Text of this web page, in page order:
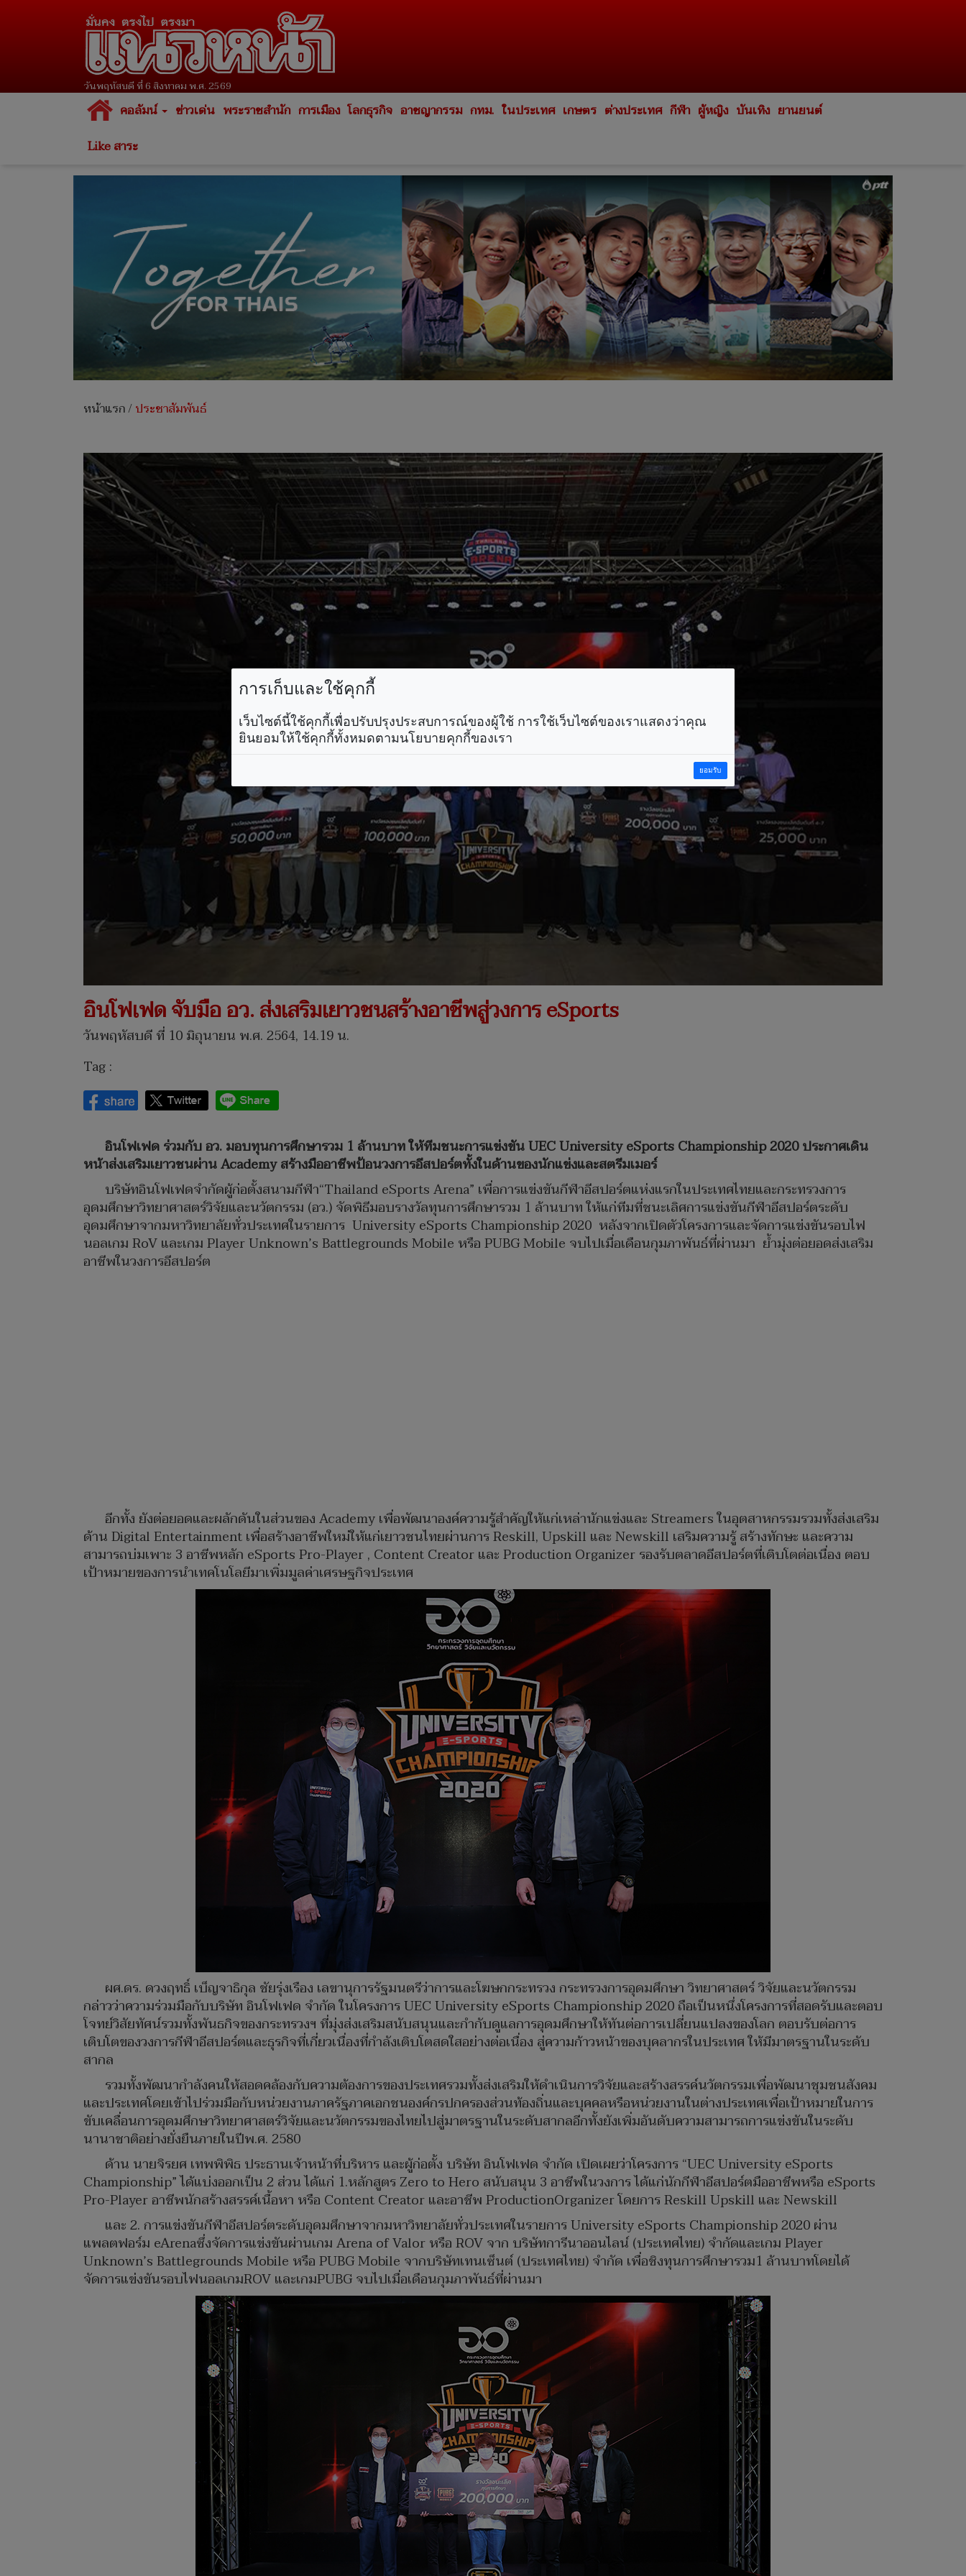
วันพฤหัสบดี ที่ 6 สิงหาคม พ.ศ. 2569
คอลัมน์ ข่าวเด่น พระราชสำนัก การเมือง โลกธุรกิจ อาชญากรรม กทม. ในประเทศ เกษตร ต่างประเทศ กีฬา ผู้หญิง บันเทิง ยานยนต์
Like สาระ
หน้าแรก/ประชาสัมพันธ์
อินโฟเฟด จับมือ อว. ส่งเสริมเยาวชนสร้างอาชีพสู่วงการ eSports
วันพฤหัสบดี ที่ 10 มิถุนายน พ.ศ. 2564, 14.19 น.
Tag :
อินโฟเฟด ร่วมกับ อว. มอบทุนการศึกษารวม 1 ล้านบาท ให้ทีมชนะการแข่งขัน UEC University eSports Championship 2020 ประกาศเดิน
หน้าส่งเสริมเยาวชนผ่าน Academy สร้างมืออาชีพป้อนวงการอีสปอร์ตทั้งในด้านของนักแข่งและสตรีมเมอร์
บริษัทอินโฟเฟดจำกัดผู้ก่อตั้งสนามกีฬา“Thailand eSports Arena” เพื่อการแข่งขันกีฬาอีสปอร์ตแห่งแรกในประเทศไทยและกระทรวงการ
อุดมศึกษาวิทยาศาสตร์วิจัยและนวัตกรรม (อว.) จัดพิธีมอบรางวัลทุนการศึกษารวม 1 ล้านบาท ให้แก่ทีมที่ชนะเลิศการแข่งขันกีฬาอีสปอร์ตระดับ
อุดมศึกษาจากมหาวิทยาลัยทั่วประเทศในรายการ University eSports Championship 2020 หลังจากเปิดตัวโครงการและจัดการแข่งขันรอบไฟ
นอลเกม RoV และเกม Player Unknown’s Battlegrounds Mobile หรือ PUBG Mobile จบไปเมื่อเดือนกุมภาพันธ์ที่ผ่านมา ย้ำมุ่งต่อยอดส่งเสริม
อาชีพในวงการอีสปอร์ต
อีกทั้ง ยังต่อยอดและผลักดันในส่วนของ Academy เพื่อพัฒนาองค์ความรู้สำคัญให้แก่เหล่านักแข่งและ Streamers ในอุตสาหกรรมรวมทั้งส่งเสริม
ด้าน Digital Entertainment เพื่อสร้างอาชีพใหม่ให้แก่เยาวชนไทยผ่านการ Reskill, Upskill และ Newskill เสริมความรู้ สร้างทักษะ และความ
สามารถบ่มเพาะ 3 อาชีพหลัก eSports Pro-Player , Content Creator และ Production Organizer รองรับตลาดอีสปอร์ตที่เติบโตต่อเนื่อง ตอบ
เป้าหมายของการนำเทคโนโลยีมาเพิ่มมูลค่าเศรษฐกิจประเทศ
ผศ.ดร. ดวงฤทธิ์ เบ็ญจาธิกุล ชัยรุ่งเรือง เลขานุการรัฐมนตรีว่าการและโฆษกกระทรวง กระทรวงการอุดมศึกษา วิทยาศาสตร์ วิจัยและนวัตกรรม
กล่าวว่าความร่วมมือกับบริษัท อินโฟเฟด จำกัด ในโครงการ UEC University eSports Championship 2020 ถือเป็นหนึ่งโครงการที่สอดรับและตอบ
โจทย์วิสัยทัศน์รวมทั้งพันธกิจของกระทรวงฯ ที่มุ่งส่งเสริมสนับสนุนและกำกับดูแลการอุดมศึกษาให้ทันต่อการเปลี่ยนแปลงของโลก ตอบรับต่อการ
เติบโตของวงการกีฬาอีสปอร์ตและธุรกิจที่เกี่ยวเนื่องที่กำลังเติบโตสดใสอย่างต่อเนื่อง สู่ความก้าวหน้าของบุคลากรในประเทศ ให้มีมาตรฐานในระดับ
สากล
รวมทั้งพัฒนากำลังคนให้สอดคล้องกับความต้องการของประเทศรวมทั้งส่งเสริมให้ดำเนินการวิจัยและสร้างสรรค์นวัตกรรมเพื่อพัฒนาชุมชนสังคม
และประเทศโดยเข้าไปร่วมมือกับหน่วยงานภาครัฐภาคเอกชนองค์กรปกครองส่วนท้องถิ่นและบุคคลหรือหน่วยงานในต่างประเทศเพื่อเป้าหมายในการ
ขับเคลื่อนการอุดมศึกษาวิทยาศาสตร์วิจัยและนวัตกรรมของไทยไปสู่มาตรฐานในระดับสากลอีกทั้งยังเพิ่มอันดับความสามารถการแข่งขันในระดับ
นานาชาติอย่างยั่งยืนภายในปีพ.ศ. 2580
ด้าน นายจิรยศ เทพพิพิธ ประธานเจ้าหน้าที่บริหาร และผู้ก่อตั้ง บริษัท อินโฟเฟด จำกัด เปิดเผยว่าโครงการ “UEC University eSports
Championship” ได้แบ่งออกเป็น 2 ส่วน ได้แก่ 1.หลักสูตร Zero to Hero สนับสนุน 3 อาชีพในวงการ ได้แก่นักกีฬาอีสปอร์ตมืออาชีพหรือ eSports
Pro-Player อาชีพนักสร้างสรรค์เนื้อหา หรือ Content Creator และอาชีพ ProductionOrganizer โดยการ Reskill Upskill และ Newskill
และ 2. การแข่งขันกีฬาอีสปอร์ตระดับอุดมศึกษาจากมหาวิทยาลัยทั่วประเทศในรายการ University eSports Championship 2020 ผ่าน
แพลตฟอร์ม eArenaซึ่งจัดการแข่งขันผ่านเกม Arena of Valor หรือ ROV จาก บริษัทการีนาออนไลน์ (ประเทศไทย) จำกัดและเกม Player
Unknown’s Battlegrounds Mobile หรือ PUBG Mobile จากบริษัทเทนเซ็นต์ (ประเทศไทย) จํากัด เพื่อชิงทุนการศึกษารวม1 ล้านบาทโดยได้
จัดการแข่งขันรอบไฟนอลเกมROV และเกมPUBG จบไปเมื่อเดือนกุมภาพันธ์ที่ผ่านมา
การเก็บและใช้คุกกี้
เว็บไซต์นี้ใช้คุกกี้เพื่อปรับปรุงประสบการณ์ของผู้ใช้ การใช้เว็บไซต์ของเราแสดงว่าคุณ
ยินยอมให้ใช้คุกกี้ทั้งหมดตามนโยบายคุกกี้ของเรา
ยอมรับ